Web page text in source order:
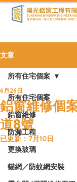
文章
所有住宅個案
鋁窗維修
防漏工程
更換玻璃
貓網／防蚊網安裝
所有住宅個案
鋁窗維修個
道8號
6月26日
已更新： 7月10日